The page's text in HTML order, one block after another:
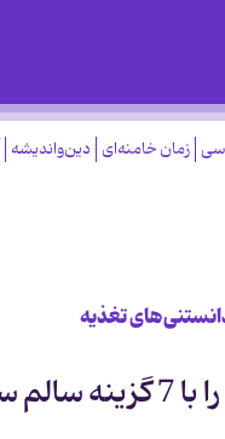
زمان خامنه‌ای دین‌واندیشه
تغذیه
کنید